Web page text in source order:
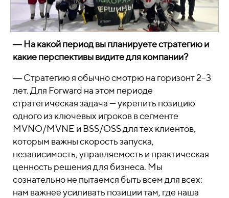
― На какой период вы планируете стратегию и
какие перспективы видите для компании?
― Стратегию я обычно смотрю на горизонт 2–3
лет. Для Forward на этом периоде
стратегическая задача — укрепить позицию
одного из ключевых игроков в сегменте
MVNO/MVNE и BSS/OSS для тех клиентов,
которым важны скорость запуска,
независимость, управляемость и практическая
ценность решения для бизнеса. Мы
сознательно не пытаемся быть всем для всех:
нам важнее усиливать позиции там, где наша